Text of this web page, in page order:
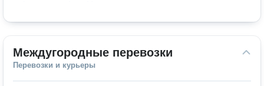
Междугородные перевозки
Перевозки и курьеры